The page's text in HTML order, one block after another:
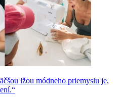
lžou módneho priemyslu je,